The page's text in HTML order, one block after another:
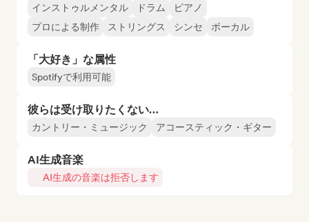
インストゥルメンタル
ドラム
ピアノ
プロによる制作
ストリングス シンセ ボーカル
「大好き」な属性
Spotifyで利用可能
彼らは受け取りたくない…
カントリー・ミュージック アコースティック・ギター
AI生成音楽
AI生成の音楽は拒否します